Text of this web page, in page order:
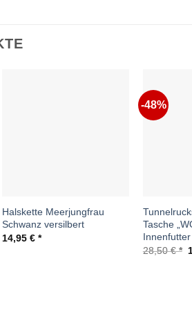
Halskette Meerjungfrau
Schwanz versilbert
14,95€
-48%
Tasche
Innenfutter
28,50€